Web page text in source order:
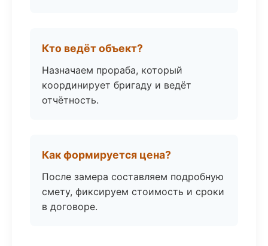
Кто ведёт объект?
Назначаем прораба, который
координирует бригаду и ведёт
отчётность.
Как формируется цена?
После замера составляем подробную
смету, фиксируем стоимость и сроки
в договоре.